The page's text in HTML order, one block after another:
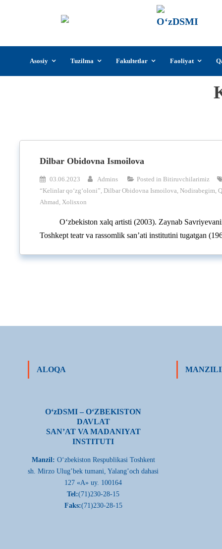
content
Asosiy Tuzilma Fakultetlar Faoliyat
Dilbar Obidovna Ismoilova
03.06.2023 Admins Posted in Bitiruvchilarimiz
“Kelinlar qoʻzgʻoloni”, Dilbar Obidovna Ismoilova, Nodirabegim,
Ahmad, Xolisxon
Oʻzbekiston xalq artisti (2003). Zaynab
Toshkept teatr va rassomlik sanʼati institutini tugatgan
ALOQA
О‘zDSMI – О‘ZBEKISTON
DAVLAT
SAN’AT VA MADANIYAT
INSTITUTI
Manzil: О‘zbekiston Respublikasi Toshkent
sh. Mirzo Ulug’bek tumani, Yalang’och dahasi
127 «A» uy. 100164
Tel:(71)230-28-15
Faks:(71)230-28-15